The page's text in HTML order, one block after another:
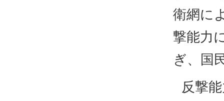
衛網に
撃能力
ぎ、国
反撃